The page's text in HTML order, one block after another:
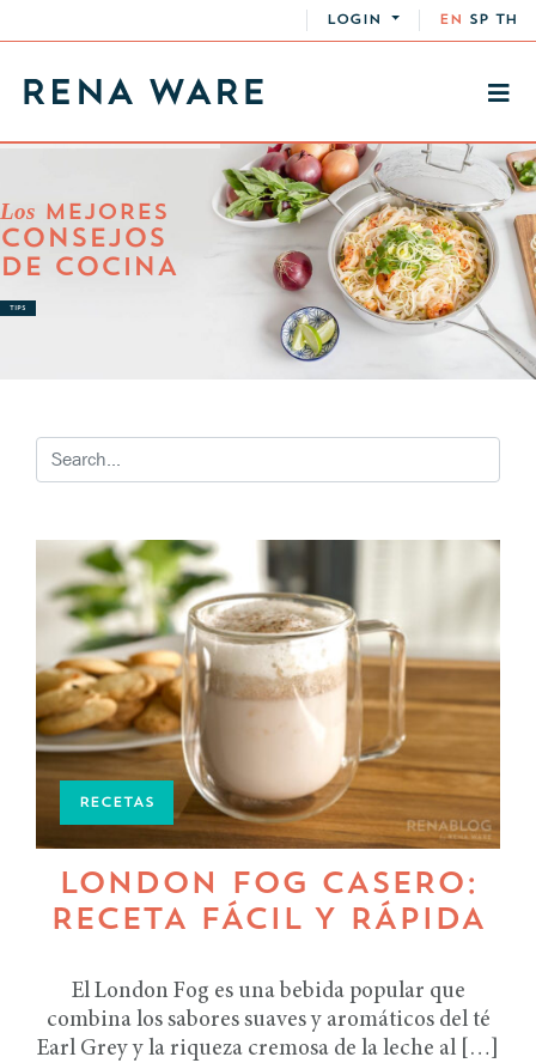
LOGIN EN SP TH
Los MEJORES
CONSEJOS
DE COCINA
TIPS
RECETAS
LONDON FOG CASERO:
RECETA FÁCIL Y RÁPIDA
El London Fog es una bebida popular que
combina los sabores suaves y aromáticos del té
Earl Grey y la riqueza cremosa de la leche al […]